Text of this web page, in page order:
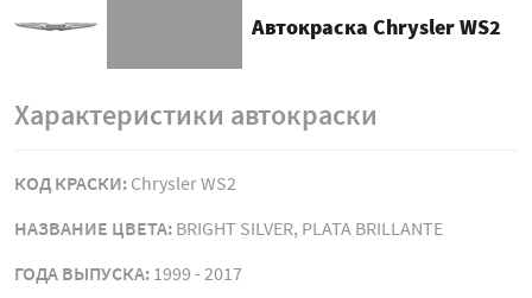
Автокраска Chrysler WS2
Характеристики автокраски
КОД КРАСКИ: Chrysler WS2
НАЗВАНИЕ ЦВЕТА: BRIGHT SILVER, PLATA BRILLANTE
ГОДА ВЫПУСКА: 1999 - 2017